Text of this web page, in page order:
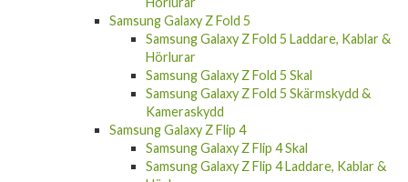
Samsung Galaxy Z Flip 5 Skal
Samsung Galaxy Z Flip 5 Skärmskydd &
Kameraskydd
Samsung Galaxy Z Flip 5 Laddare, Kablar &
Hörlurar
Samsung Galaxy Z Fold 5
Samsung Galaxy Z Fold 5 Laddare, Kablar &
Hörlurar
Samsung Galaxy Z Fold 5 Skal
Samsung Galaxy Z Fold 5 Skärmskydd &